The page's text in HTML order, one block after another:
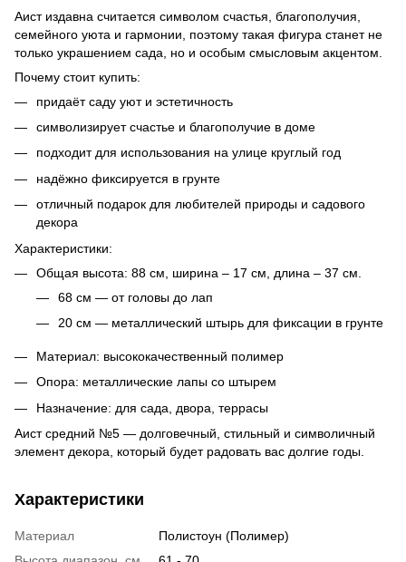
Аист издавна считается символом счастья, благополучия,
семейного уюта и гармонии, поэтому такая фигура станет не
только украшением сада, но и особым смысловым акцентом.
Почему стоит купить:
придаёт саду уют и эстетичность
символизирует счастье и благополучие в доме
подходит для использования на улице круглый год
надёжно фиксируется в грунте
отличный подарок для любителей природы и садового
декора
Характеристики:
Общая высота: 88 см, ширина – 17 см, длина – 37 см.
68 см — от головы до лап
20 см — металлический штырь для фиксации в грунте
Материал: высококачественный полимер
Опора: металлические лапы со штырем
Назначение: для сада, двора, террасы
Аист средний №5 — долговечный, стильный и символичный
элемент декора, который будет радовать вас долгие годы.
Характеристики
Материал
Полистоун (Полимер)